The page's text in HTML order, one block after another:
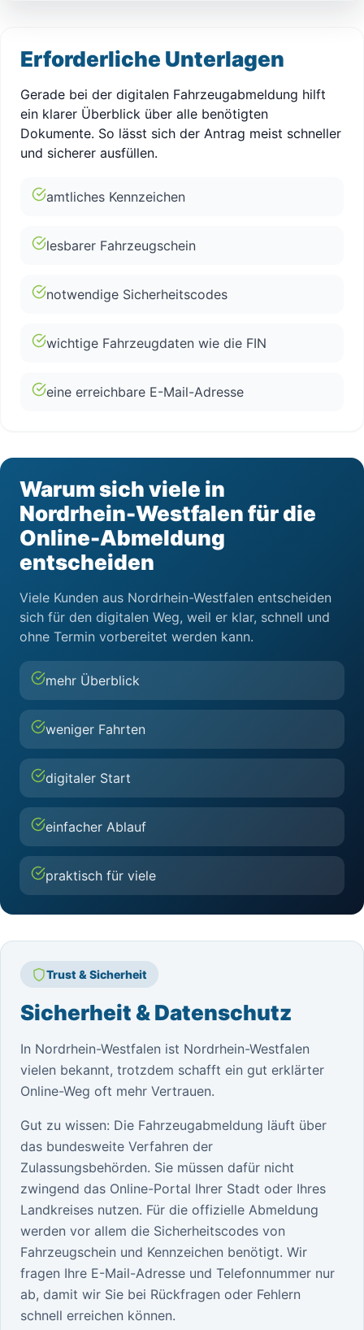
Erforderliche Unterlagen
Gerade bei der digitalen Fahrzeugabmeldung hilft
ein klarer Überblick über alle benötigten
Dokumente. So lässt sich der Antrag meist schneller
und sicherer ausfüllen.
amtliches Kennzeichen
lesbarer Fahrzeugschein
notwendige Sicherheitscodes
wichtige Fahrzeugdaten wie die FIN
eine erreichbare E-Mail-Adresse
Warum sich viele in
Nordrhein-Westfalen für die
Online-Abmeldung
entscheiden
Viele Kunden aus Nordrhein-Westfalen entscheiden
sich für den digitalen Weg, weil er klar, schnell und
ohne Termin vorbereitet werden kann.
mehr Überblick
weniger Fahrten
digitaler Start
einfacher Ablauf
praktisch für viele
Trust & Sicherheit
Sicherheit & Datenschutz
In Nordrhein-Westfalen ist Nordrhein-Westfalen
vielen bekannt, trotzdem schafft ein gut erklärter
Online-Weg oft mehr Vertrauen.
Gut zu wissen: Die Fahrzeugabmeldung läuft über
das bundesweite Verfahren der
Zulassungsbehörden. Sie müssen dafür nicht
zwingend das Online-Portal Ihrer Stadt oder Ihres
Landkreises nutzen. Für die offizielle Abmeldung
werden vor allem die Sicherheitscodes von
Fahrzeugschein und Kennzeichen benötigt. Wir
fragen Ihre E-Mail-Adresse und Telefonnummer nur
ab, damit wir Sie bei Rückfragen oder Fehlern
schnell erreichen können.